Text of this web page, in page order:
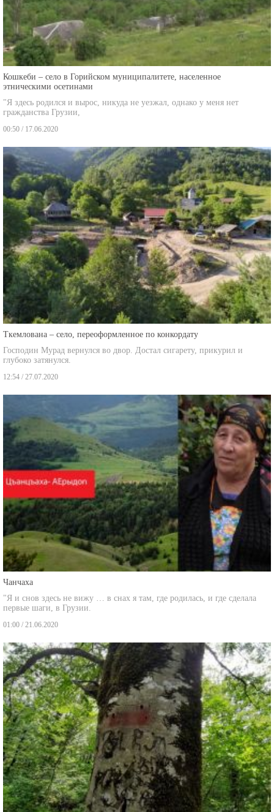
Кошкеби – село в Горийском муниципалитете, населенное
этническими осетинами
"Я здесь родился и вырос, никуда не уезжал, однако у меня нет
гражданства Грузии,
00:50 / 17.06.2020
Ткемлована – село, переоформленное по конкордату
Господин Мурад вернулся во двор. Достал сигарету, прикурил и
глубоко затянулся.
12:54 / 27.07.2020
Чанчаха
"Я и снов здесь не вижу … в снах я там, где родилась, и где сделала
первые шаги, в Грузии.
01:00 / 21.06.2020